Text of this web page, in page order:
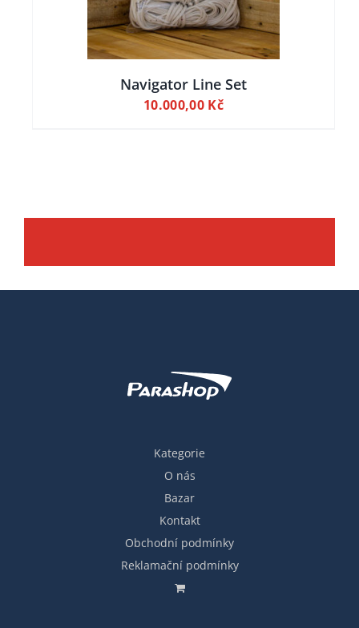
Navigator Line Set
10.000,00 Kč
Kategorie
O nás
Bazar
Kontakt
Obchodní podmínky
Reklamační podmínky